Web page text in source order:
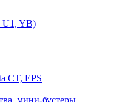
U1, YB)
CT, EPS
мини-бустеры